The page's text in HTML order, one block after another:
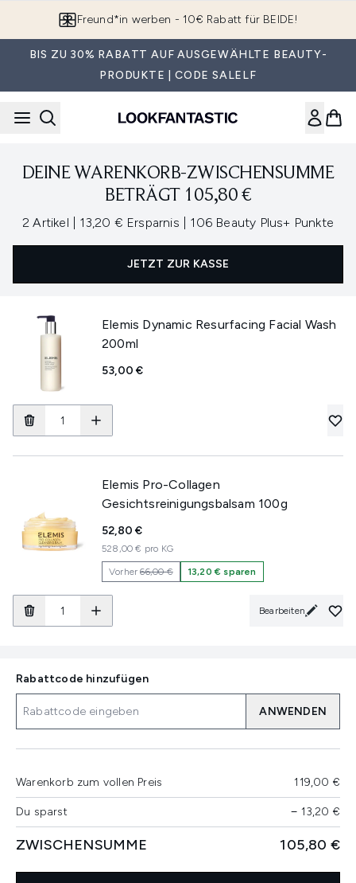
Freund*in werben - 10€ Rabatt für BEIDE!
BIS ZU 30% RABATT AUF AUSGEWÄHLTE BEAUTY-
PRODUKTE | CODE SALELF
DEINE WARENKORB-ZWISCHENSUMME
BETRÄGT 105,80 €
2 Artikel , 13,20 € Ersparnis , 106 Beauty Plus+ Punkte
JETZT ZUR KASSE
Elemis Dynamic Resurfacing Facial Wash
200ml
53,00 €
Elemis Pro-Collagen
Gesichtsreinigungsbalsam 100g
52,80 €
528,00 € pro KG
Vorher66,00 € 13,20 € sparen
Bearbeiten
Rabattcode hinzufügen
ANWENDEN
Warenkorb zum vollen Preis 119,00 €
Du sparst − 13,20 €
ZWISCHENSUMME 105,80 €